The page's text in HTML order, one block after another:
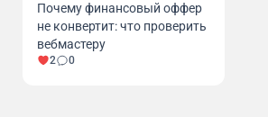
Почему финансовый оффер
не конвертит: что проверить
вебмастеру
2 0